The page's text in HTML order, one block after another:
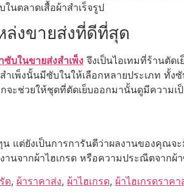
ตลาดเสื้อผ้าสำเร็จรูป
งขายส่งที่ดีที่สุด
ซับในขายส่งสำเพ็ง จึงเป็นไอเทมที่ร้านตัด
เพ็งนั้นมีซับในให้เลือกหลายประเภท ทั้
ะช่วยให้ชุดที่ตัดเย็บออกมานั้นดูมีความ
แต่ยังเป็นการการันตีว่าผลงานของคุณจ
านจากผ้าไฮเกรด หรือความประณีตจาก
ด, ผ้าราคาส่ง, ผ้าไฮเกรด, ผ้าไฮเกรดราคา